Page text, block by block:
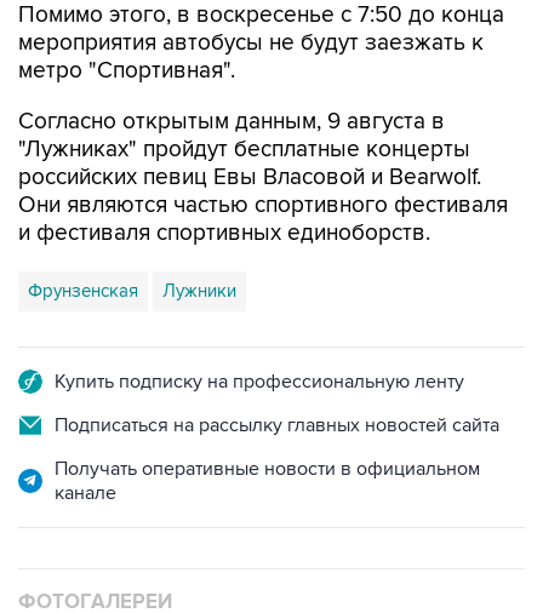
Помимо этого, в воскресенье с 7:50 до конца
мероприятия автобусы не будут заезжать к
метро "Спортивная".
Согласно открытым данным, 9 августа в
"Лужниках" пройдут бесплатные концерты
российских певиц Евы Власовой и Bearwolf.
Они являются частью спортивного фестиваля
и фестиваля спортивных единоборств.
Фрунзенская Лужники
Купить подписку на профессиональную ленту
Подписаться на рассылку главных новостей сайта
Получать оперативные новости в официальном
канале
ФОТОГАЛЕРЕИ